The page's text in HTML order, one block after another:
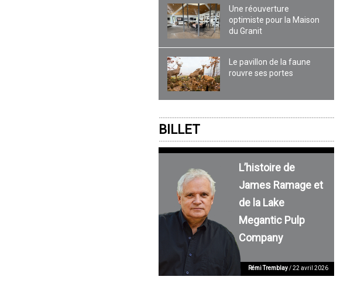
Une réouverture
optimiste pour la Maison
du Granit
Le pavillon de la faune
rouvre ses portes
BILLET
L’histoire de
James Ramage et
de la Lake
Megantic Pulp
Company
Rémi Tremblay/ 22 avril 2026